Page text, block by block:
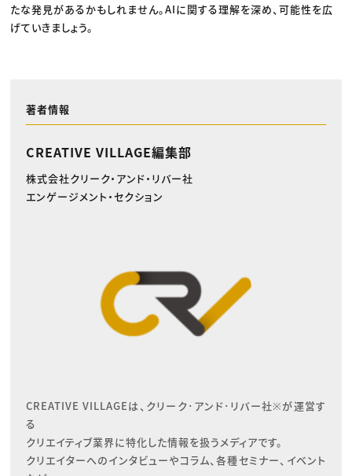
たな発見があるかもしれません。AIに関する理解を深め、可能性を広
げていきましょう。
著者情報
CREATIVE VILLAGE編集部
株式会社クリーク・アンド・リバー社
エンゲージメント・セクション
CREATIVE VILLAGEは、クリーク･アンド･リバー社※が運営す
る
クリエイティブ業界に特化した情報を扱うメディアです。
クリエイターへのインタビューやコラム、各種セミナー、イベント